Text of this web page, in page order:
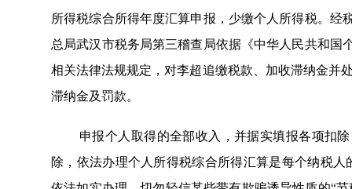
所得税综合所得年度汇算申报，少缴个人所得税。
总局武汉市税务局第三稽查局依据《中华人民共和
相关法律法规规定，对李超追缴税款、加收滞纳金并
滞纳金及罚款。
申报个人取得的全部收入，并据实填报各项扣
除，依法办理个人所得税综合所得汇算是每个纳税